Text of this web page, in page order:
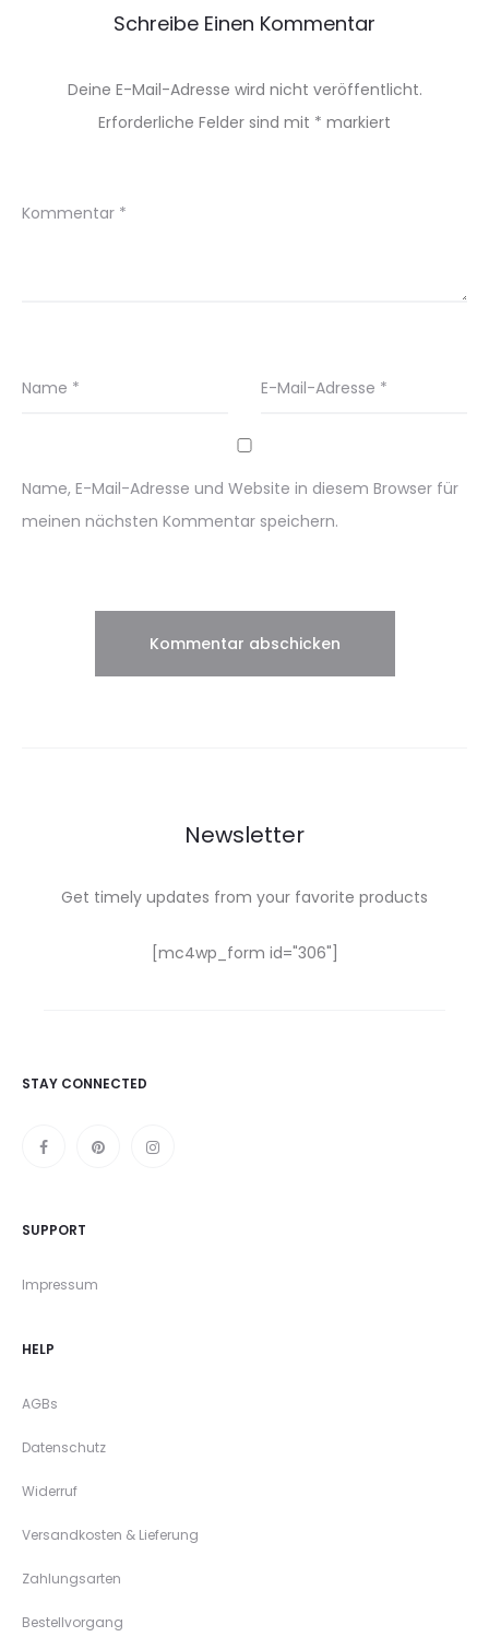
Schreibe Einen Kommentar
Deine E-Mail-Adresse wird nicht veröffentlicht.
Erforderliche Felder sind mit * markiert
Kommentar *
Name * E-Mail-Adresse *
Name, E-Mail-Adresse und Website in diesem Browser für
meinen nächsten Kommentar speichern.
Newsletter
Get timely updates from your favorite products
[mc4wp_form id="306"]
STAY CONNECTED
SUPPORT
Impressum
HELP
AGBs
Datenschutz
Widerruf
Versandkosten & Lieferung
Zahlungsarten
Bestellvorgang